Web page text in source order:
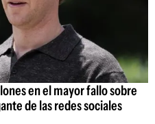
en el mayor fallo sobre
de las redes sociales